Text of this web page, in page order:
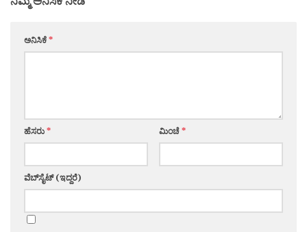
ಅನಿಸಿಕೆ*
ಹೆಸರು* ಮಿಂಚೆ*
ವೆಬ್‌ಸೈಟ್ (ಇದ್ದರೆ)